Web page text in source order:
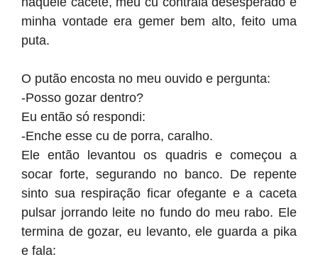
minha vontade era gemer bem alto, feito uma
puta.
O putão encosta no meu ouvido e pergunta:
-Posso gozar dentro?
Eu então só respondi:
-Enche esse cu de porra, caralho.
Ele então levantou os quadris e começou a
socar forte, segurando no banco. De repente
sinto sua respiração ficar ofegante e a caceta
pulsar jorrando leite no fundo do meu rabo. Ele
termina de gozar, eu levanto, ele guarda a pika
e fala: